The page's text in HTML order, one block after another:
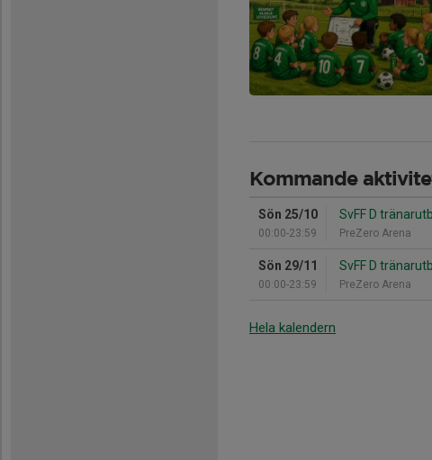
Kommande
Sön 25/10
00:00-23:59
SvFF D
PreZero Arena
Sön 29/11
00:00-23:59
SvFF D
PreZero Arena
Hela kalendern